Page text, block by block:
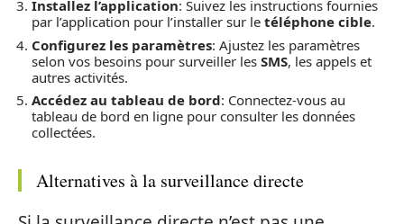
Installez l’application: Suivez les instructions fournies
par l’application pour l’installer sur le téléphone cible.
Configurez les paramètres: Ajustez les paramètres
selon vos besoins pour surveiller les SMS, les appels et
autres activités.
Accédez au tableau de bord: Connectez-vous au
tableau de bord en ligne pour consulter les données
collectées.
Alternatives à la surveillance directe